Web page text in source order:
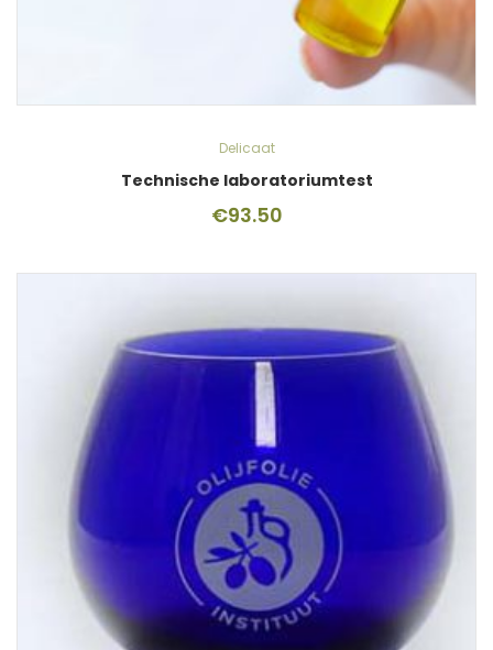
Delicaat
Technische laboratoriumtest
€93.50